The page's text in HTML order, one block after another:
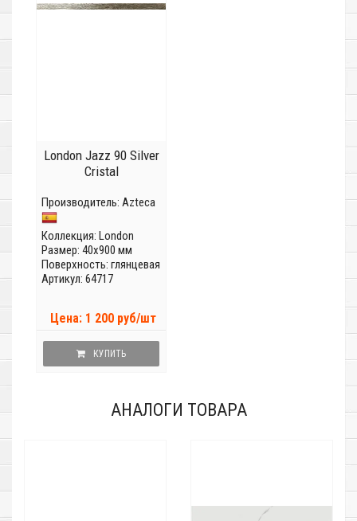
London Jazz 90 Silver
Cristal
Производитель: Azteca
Коллекция: London
Размер: 40x900 мм
Поверхность: глянцевая
Артикул: 64717
Цена: 1 200 руб/шт
КУПИТЬ
АНАЛОГИ ТОВАРА